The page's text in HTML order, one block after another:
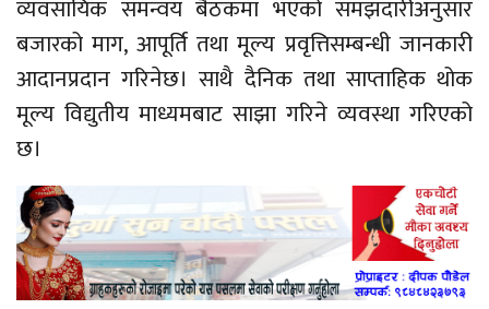
व्यवसायिक समन्वय बैठकमा भएको समझदारीअनुसार
बजारको माग, आपूर्ति तथा मूल्य प्रवृत्तिसम्बन्धी जानकारी
आदानप्रदान गरिनेछ। साथै दैनिक तथा साप्ताहिक थोक
मूल्य विद्युतीय माध्यमबाट साझा गरिने व्यवस्था गरिएको
छ।